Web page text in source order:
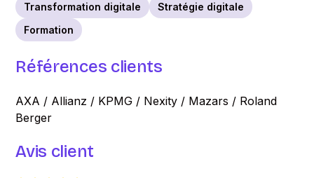
Transformation digitale
Stratégie digitale
Formation
Références clients
AXA / Allianz / KPMG / Nexity / Mazars / Roland
Berger
Avis client